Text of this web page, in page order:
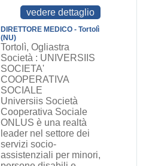
vedere dettaglio
DIRETTORE MEDICO - Tortolì
(NU)
Tortolì, Ogliastra
Società : UNIVERSIIS
SOCIETA'
COOPERATIVA
SOCIALE
Universiis Società
Cooperativa Sociale
ONLUS è una realtà
leader nel settore dei
servizi socio-
assistenziali per minori,